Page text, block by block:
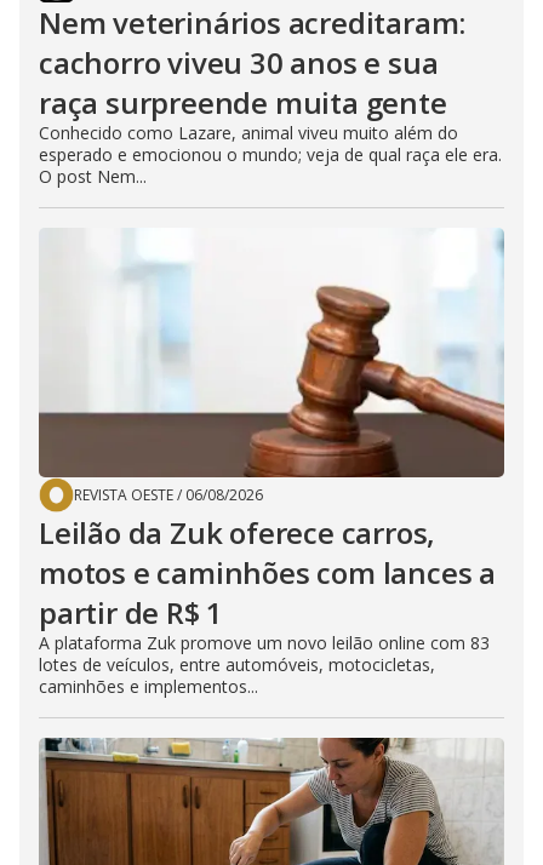
Nem veterinários acreditaram:
cachorro viveu 30 anos e sua
raça surpreende muita gente
Conhecido como Lazare, animal viveu muito além do
esperado e emocionou o mundo; veja de qual raça ele era.
O post Nem...
REVISTA OESTE/ 06/08/2026
Leilão da Zuk oferece carros,
motos e caminhões com lances a
partir de R$ 1
A plataforma Zuk promove um novo leilão online com 83
lotes de veículos, entre automóveis, motocicletas,
caminhões e implementos...